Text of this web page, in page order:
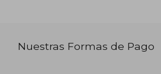
Nuestras Formas de Pago